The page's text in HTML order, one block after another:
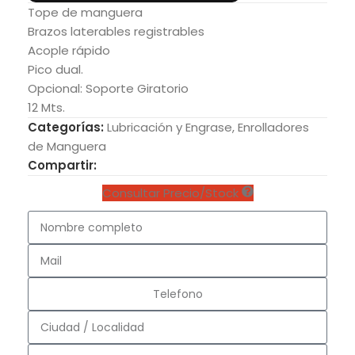
Tope de manguera
Brazos laterables registrables
Acople rápido
Pico dual.
Opcional: Soporte Giratorio
12 Mts.
Categorías: Lubricación y Engrase,Enrolladores
de Manguera
Compartir:
Consultar Precio/Stock